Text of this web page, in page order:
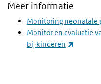
Meer informatie
Monitoring neonatale
Monitor en evaluatie
bij kinderen